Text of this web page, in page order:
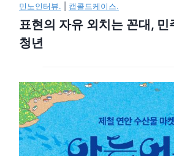
민노인터뷰. 캡콜드케이스.
표현의 자유 외치는 꼰대, 민
청년